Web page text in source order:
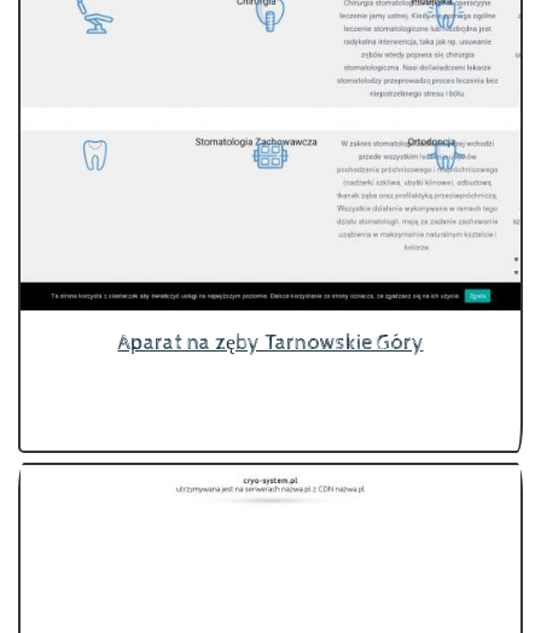
Aparat na zęby Tarnowskie Góry